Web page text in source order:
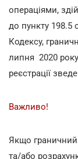
операціями,
до пункту 198.5
Кодексу,
липня 2020
реєстрації
Важливо!
Якщо граничний
та/або